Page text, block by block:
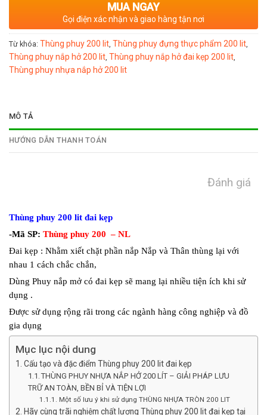
MUA NGAY
Gọi điện xác nhận và giao hàng tận nơi
Từ khóa: Thùng phuy 200 lit, Thùng phuy đựng thực phẩm 200 lit,
Thùng phuy nắp hở 200 lit, Thùng phuy nắp hở đai kẹp 200 lit,
Thùng phuy nhựa nắp hở 200 lit
MÔ TẢ
HƯỚNG DẪN THANH TOÁN
Đánh giá
Thùng phuy 200 lit đai kẹp
-Mã SP: Thùng phuy 200 – NL
Đai kẹp : Nhằm xiết chặt phần nắp Nắp và Thân thùng lại với
nhau 1 cách chắc chắn,
Dùng Phuy nắp mở có đai kẹp sẽ mang lại nhiều tiện ích khi sử
dụng .
Được sử dụng rộng rãi trong các ngành hàng công nghiệp và đồ
gia dụng
Mục lục nội dung
Cấu tạo và đặc điểm Thùng phuy 200 lit đai kẹp
THÙNG PHUY NHỰA NẮP HỞ 200 LÍT – GIẢI PHÁP LƯU
TRỮ AN TOÀN, BỀN BỈ VÀ TIỆN LỢI
Một số lưu ý khi sử dụng THÙNG NHỰA TRÒN 200 LIT
Hãy cùng trãi nghiệm chất lượng Thùng phuy 200 lit đai kẹp tại